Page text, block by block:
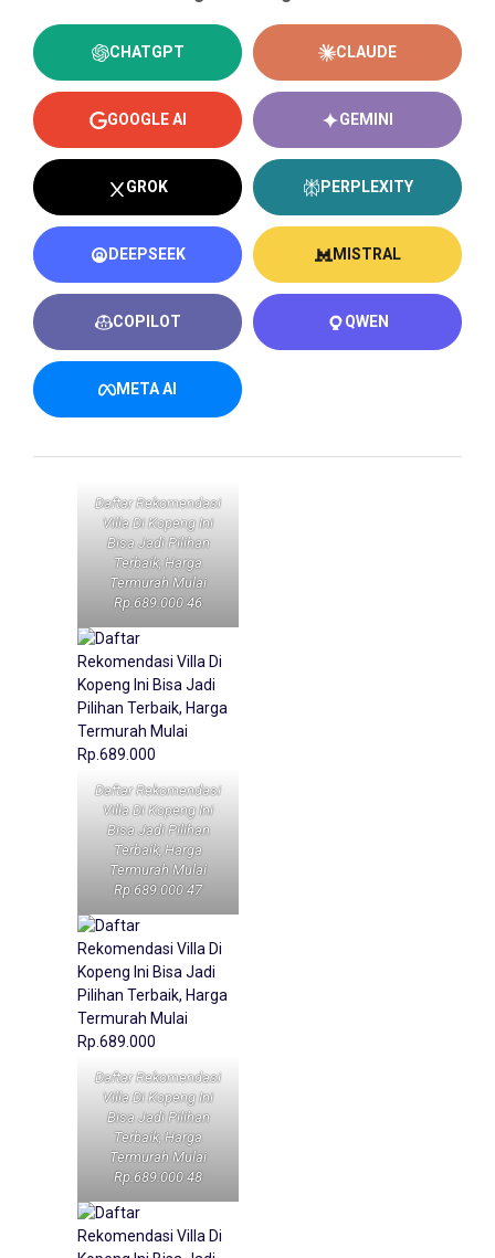
CHATGPT CLAUDE
GOOGLE AI GEMINI
GROK PERPLEXITY
DEEPSEEK MISTRAL
COPILOT QWEN
META AI
Daftar Rekomendasi
Villa Di Kopeng Ini
Bisa Jadi Pilihan
Terbaik, Harga
Termurah Mulai
Rp.689.000 46
Daftar Rekomendasi
Villa Di Kopeng Ini
Bisa Jadi Pilihan
Terbaik, Harga
Termurah Mulai
Rp.689.000 47
Daftar Rekomendasi
Villa Di Kopeng Ini
Bisa Jadi Pilihan
Terbaik, Harga
Termurah Mulai
Rp.689.000 48